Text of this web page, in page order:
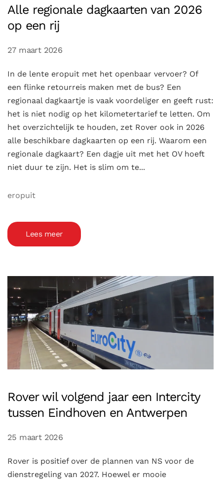
Alle regionale dagkaarten van 2026
op een rij
27 maart 2026
In de lente eropuit met het openbaar vervoer? Of
een flinke retourreis maken met de bus? Een
regionaal dagkaartje is vaak voordeliger en geeft rust:
het is niet nodig op het kilometertarief te letten. Om
het overzichtelijk te houden, zet Rover ook in 2026
alle beschikbare dagkaarten op een rij. Waarom een
regionale dagkaart? Een dagje uit met het OV hoeft
niet duur te zijn. Het is slim om te...
eropuit
Lees meer
Rover wil volgend jaar een Intercity
tussen Eindhoven en Antwerpen
25 maart 2026
Rover is positief over de plannen van NS voor de
dienstregeling van 2027. Hoewel er mooie